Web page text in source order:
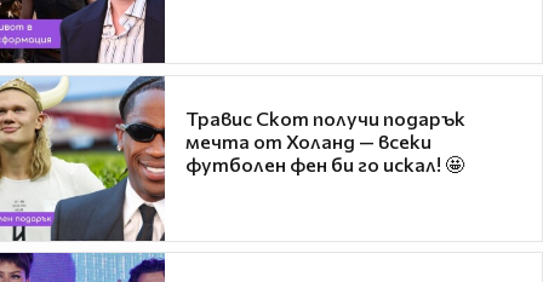
Травис Скот получи подарък
мечта от Холанд — всеки
футболен фен би го искал! 🤩